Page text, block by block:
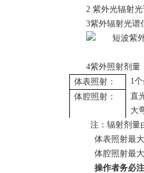
2 紫外光辐射光
3紫外辐射光谱
4紫外照射剂量
体表照射：
1
体腔照射：
直
大
注：辐射剂量
体表照射最
体腔照射最
操作者务必